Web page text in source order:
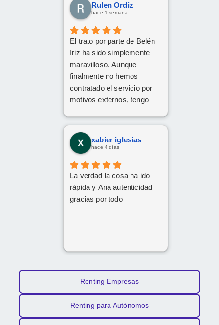
Rulen Ordiz
hace 1 semana
El trato por parte de Belén
Iriz ha sido simplemente
maravilloso. Aunque
finalmente no hemos
contratado el servicio por
motivos externos, tengo
decido dar el paso, volveré
a ponerme en sus manos
sin dudarlo. Da gusto
atentas, profesionales y
gracias por todo!
xabier iglesias
hace 4 días
La verdad la cosa ha ido
rápida y Ana autenticidad
gracias por todo
Renting Empresas
Renting para Autónomos